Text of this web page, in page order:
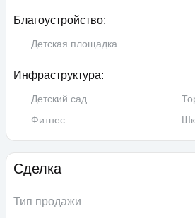
Благоустройство:
Детская площадка
Инфраструктура:
Детский сад
Фитнес
Сделка
Тип продажи